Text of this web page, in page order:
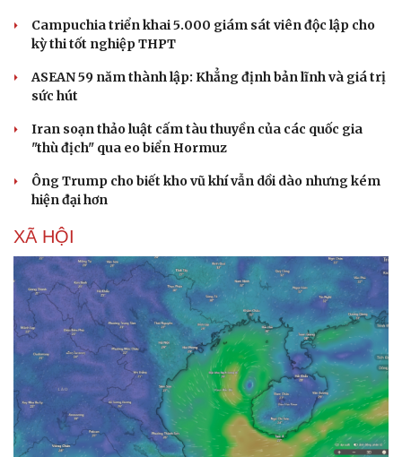
Lịch thi đấu bóng đá
Thế giới thể thao
eSports
Hậu trường
Xe máy
Campuchia triển khai 5.000 giám sát viên độc lập cho
kỳ thi tốt nghiệp THPT
ASEAN 59 năm thành lập: Khẳng định bản lĩnh và giá trị
sức hút
Iran soạn thảo luật cấm tàu thuyền của các quốc gia
"thù địch" qua eo biển Hormuz
Ông Trump cho biết kho vũ khí vẫn dồi dào nhưng kém
hiện đại hơn
XÃ HỘI